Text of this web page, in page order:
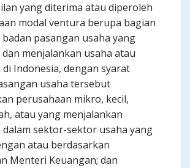
yang diterima atau diperoleh
modal ventura berupa bagian
pasangan usaha yang
menjalankan usaha atau
Indonesia, dengan syarat
usaha tersebut
perusahaan mikro, kecil,
atau yang menjalankan
dalam sektor-sektor usaha yang
atau berdasarkan
Menteri Keuangan; dan